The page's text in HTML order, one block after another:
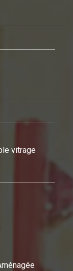
vitrage